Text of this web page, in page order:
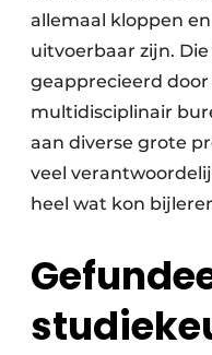
allemaal kloppen
uitvoerbaar zijn.
geapprecieerd
multidisciplinair
aan diverse grote
veel
heel wat kon